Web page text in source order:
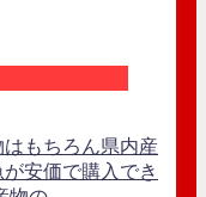
もちろん県内産
安価で購入でき